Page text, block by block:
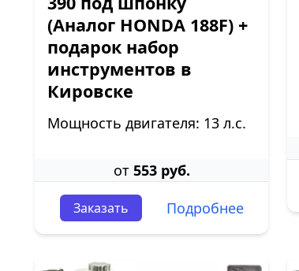
(Аналог HONDA 188F) +
подарок набор
инструментов в
Кировске
Мощность двигателя: 13 л.с.
от 553 руб.
Заказать Подробнее